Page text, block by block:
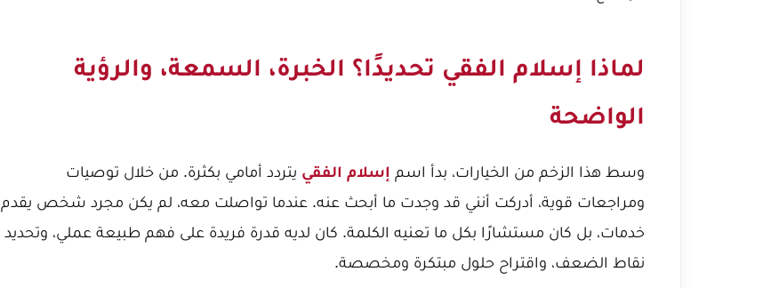
لماذا إسلام الفقي تحديدًا؟ الخبرة، السمعة، والرؤية
الواضحة
وسط هذا الزخم من الخيارات، بدأ اسم إسلام الفقي يتردد أمامي بكثرة. من خلال توصيات
ومراجعات قوية، أدركت أنني قد وجدت ما أبحث عنه. عندما تواصلت معه، لم يكن مجرد شخص يقدم
خدمات، بل كان مستشارًا بكل ما تعنيه الكلمة. كان لديه قدرة فريدة على فهم طبيعة عملي، وتحديد
نقاط الضعف، واقتراح حلول مبتكرة ومخصصة.